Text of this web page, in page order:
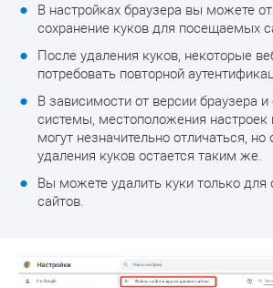
В настройках браузера вы можете
сохранение куков для посещаемых
После удаления куков, некоторые
потребовать повторной
В зависимости от версии браузера
системы, местоположения настроек
могут незначительно отличаться,
удаления куков остается таким же.
Вы можете удалить куки только для
сайтов.